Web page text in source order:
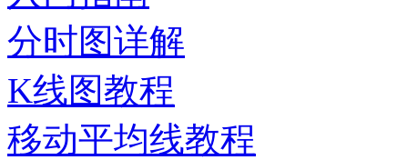
分时图详解
K线图教程
移动平均线教程